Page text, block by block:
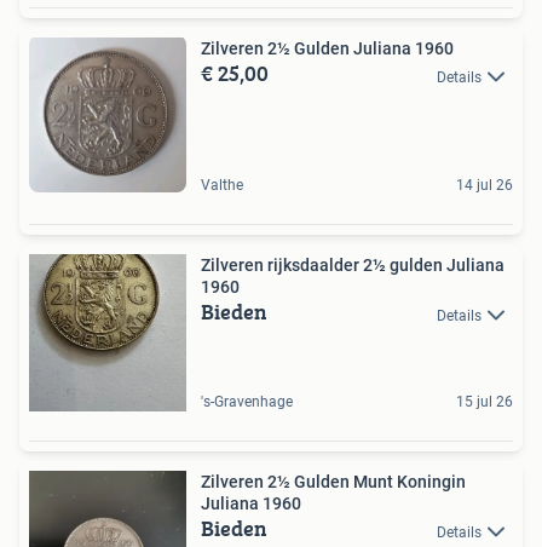
Zilveren 2½ Gulden Juliana 1960
€ 25,00 Details
Valthe 14 jul 26
Zilveren rijksdaalder 2½ gulden Juliana
1960
Bieden Details
's-Gravenhage 15 jul 26
Zilveren 2½ Gulden Munt Koningin
Juliana 1960
Bieden Details